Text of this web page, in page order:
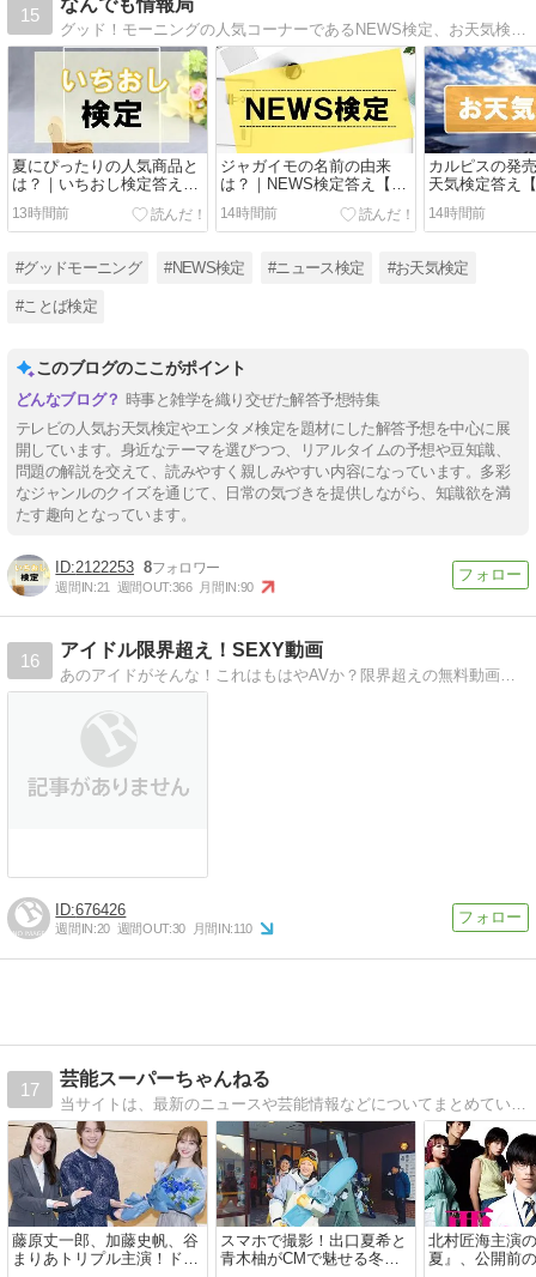
15
なんでも情報局
グッド！モーニングの人気コーナーであるNEWS検定、お天気検定、エンタメ検定、ことば検定を追っています。
夏にぴったりの人気商品と
は？｜いちおし検定答え
【リアルタイム】
13時間前
ジャガイモの名前の由来
は？｜NEWS検定答え【リ
アルタイム】
14時間前
カルピスの発
天気検定答え
ム】
14時間前
#グッドモーニング #NEWS検定 #ニュース検定 #お天気検定
#ことば検定
このブログのここがポイント
時事と雑学を織り交ぜた解答予想特集
テレビの人気お天気検定やエンタメ検定を題材にした解答予想を中心に展
開しています。身近なテーマを選びつつ、リアルタイムの予想や豆知識、
問題の解説を交えて、読みやすく親しみやすい内容になっています。多彩
なジャンルのクイズを通じて、日常の気づきを提供しながら、知識欲を満
たす趣向となっています。
2122253 8
週間IN:21 週間OUT:366 月間IN:90
16
アイドル限界超え！SEXY動画
あのアイドがそんな！これはもはやAVか？限界超えの無料動画多数！これはもはやAVか！？グラビアアイドルのお宝動画
676426
週間IN:20 週間OUT:30 月間IN:110
17
芸能スーパーちゃんねる
藤原丈一郎、加藤史帆、谷
まりあトリプル主演！ドラ
スマホで撮影！出口夏希と
青木柚がCMで魅せる冬の
北村匠海主演
夏』、公開前